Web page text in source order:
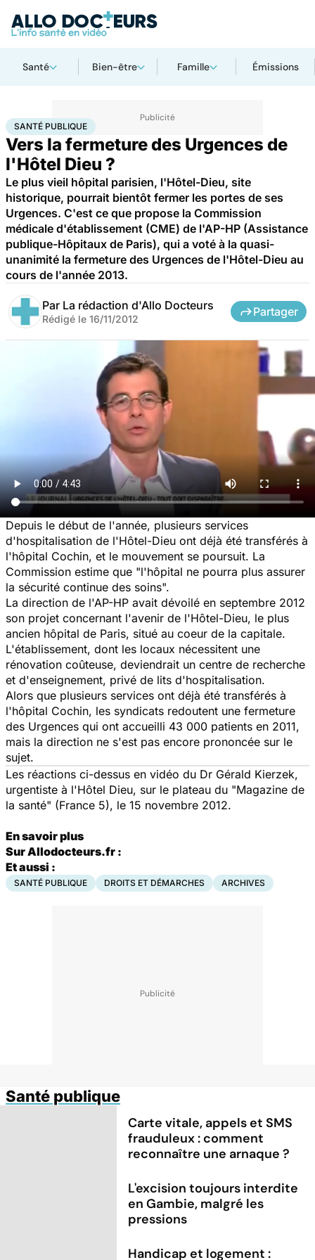
Santé Bien-être Famille Émissions
AccueilSantéSociétéSanté publique
SANTÉ PUBLIQUE
Vers la fermeture des Urgences de
l'Hôtel Dieu ?
Le plus vieil hôpital parisien, l'Hôtel-Dieu, site
historique, pourrait bientôt fermer les portes de ses
Urgences. C'est ce que propose la Commission
médicale d'établissement (CME) de l'AP-HP (Assistance
publique-Hôpitaux de Paris), qui a voté à la quasi-
unanimité la fermeture des Urgences de l'Hôtel-Dieu au
cours de l'année 2013.
Par La rédaction d'Allo Docteurs
Rédigé le 16/11/2012
Partager
Depuis le début de l'année, plusieurs services
d'hospitalisation de l'Hôtel-Dieu ont déjà été transférés à
l'hôpital Cochin, et le mouvement se poursuit. La
Commission estime que "l'hôpital ne pourra plus assurer
la sécurité continue des soins".
La direction de l'AP-HP avait dévoilé en septembre 2012
son projet concernant l'avenir de l'Hôtel-Dieu, le plus
ancien hôpital de Paris, situé au coeur de la capitale.
L'établissement, dont les locaux nécessitent une
rénovation coûteuse, deviendrait un centre de recherche
et d'enseignement, privé de lits d'hospitalisation.
Alors que plusieurs services ont déjà été transférés à
l'hôpital Cochin, les syndicats redoutent une fermeture
des Urgences qui ont accueilli 43 000 patients en 2011,
mais la direction ne s'est pas encore prononcée sur le
sujet.
Les réactions ci-dessus en vidéo du Dr Gérald Kierzek,
urgentiste à l'Hôtel Dieu, sur le plateau du "Magazine de
la santé" (France 5), le 15 novembre 2012.
En savoir plus
Sur Allodocteurs.fr :
Et aussi :
SANTÉ PUBLIQUE DROITS ET DÉMARCHES ARCHIVES
Santé publique
Carte vitale, appels et SMS
frauduleux : comment
reconnaître une arnaque ?
L'excision toujours interdite
en Gambie, malgré les
pressions
Handicap et logement :